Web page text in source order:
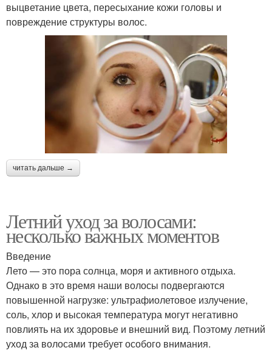
выцветание цвета, пересыхание кожи головы и
повреждение структуры волос.
читать дальше →
Летний уход за волосами:
несколько важных моментов
Введение
Лето — это пора солнца, моря и активного отдыха.
Однако в это время наши волосы подвергаются
повышенной нагрузке: ультрафиолетовое излучение,
соль, хлор и высокая температура могут негативно
повлиять на их здоровье и внешний вид. Поэтому летний
уход за волосами требует особого внимания.